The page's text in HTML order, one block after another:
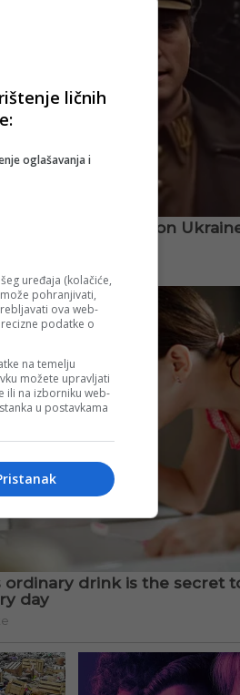
ličnih
oglašavanja i
uređaja (kolačiće,
pohranjivati,
ova web-
podatke o
na temelju
možete upravljati
ili na izborniku web-
u postavkama